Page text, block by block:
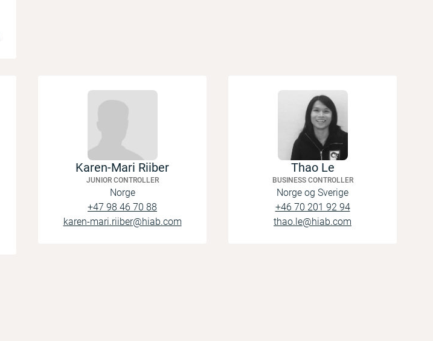
Karen-Mari Riiber
JUNIOR CONTROLLER
Norge
+47 98 46 70 88
karen-mari.riiber@hiab.com
Thao Le
BUSINESS CONTROLLER
Norge og Sverige
+46 70 201 92 94
thao.le@hiab.com